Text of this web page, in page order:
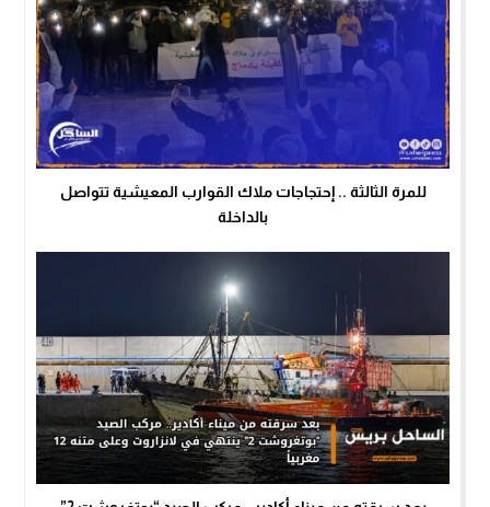
للمرة الثالثة .. إحتجاجات ملاك القوارب المعيشية تتواصل
بالداخلة